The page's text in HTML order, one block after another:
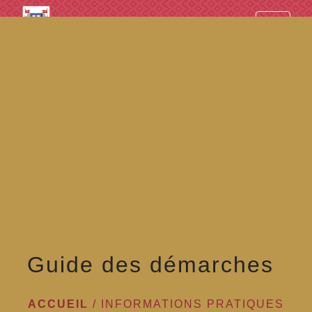
googled7e4d5fb082cc1df.html
Guide des démarches
ACCUEIL /
INFORMATIONS PRATIQUES